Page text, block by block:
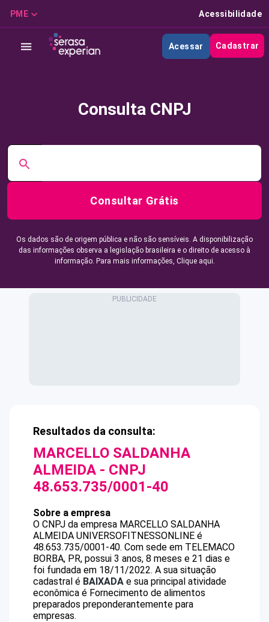
PME Acessibilidade
Acessar Cadastrar
Consulta CNPJ
Consultar Grátis
Os dados são de origem pública e não são sensíveis. A disponibilização
das informações observa a legislação brasileira e o direito de acesso à
informação. Para mais informações, Clique aqui.
Resultados da consulta:
MARCELLO SALDANHA
ALMEIDA - CNPJ
48.653.735/0001-40
Sobre a empresa
O CNPJ da empresa MARCELLO SALDANHA
ALMEIDA UNIVERSOFITNESSONLINE é
48.653.735/0001-40. Com sede em TELEMACO
BORBA, PR, possui 3 anos, 8 meses e 21 dias e
foi fundada em 18/11/2022. A sua situação
cadastral é BAIXADA e sua principal atividade
econômica é Fornecimento de alimentos
preparados preponderantemente para
empresas.